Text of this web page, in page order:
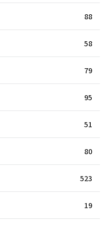
88
58
79
95
51
80
523
19